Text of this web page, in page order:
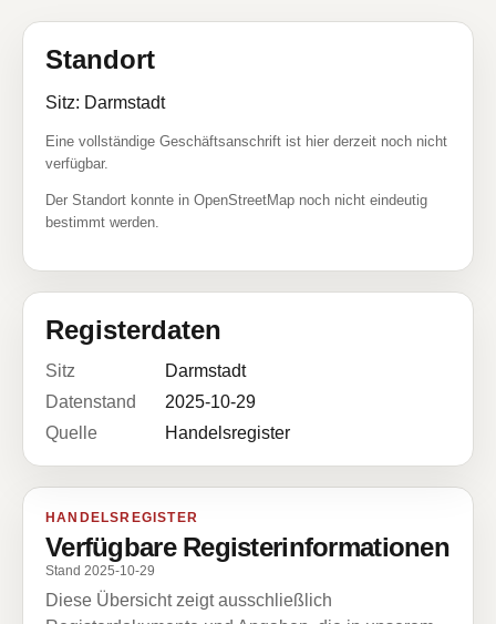
Standort
Sitz: Darmstadt
Eine vollständige Geschäftsanschrift ist hier derzeit noch nicht
verfügbar.
Der Standort konnte in OpenStreetMap noch nicht eindeutig
bestimmt werden.
Registerdaten
Sitz
Darmstadt
Datenstand
2025-10-29
Quelle
Handelsregister
HANDELSREGISTER
Verfügbare Registerinformationen
Stand 2025-10-29
Diese Übersicht zeigt ausschließlich